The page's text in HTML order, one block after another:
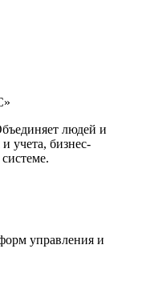
людей и
учета, бизнес-
управления и